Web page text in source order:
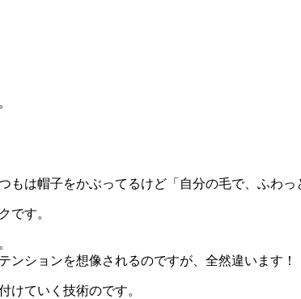
は帽子をかぶってるけど「自分の毛で、ふわ
です。
ションを想像されるのですが、全然違います！
けていく技術のです。